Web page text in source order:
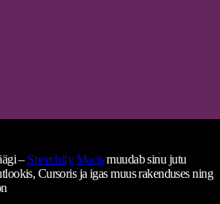
– Speechify Macismuudab sinu jutu
Cursoris ja igas muus rakenduses ning